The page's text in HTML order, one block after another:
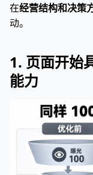
在经营结构和决策
动。
1. 页面开始
能力